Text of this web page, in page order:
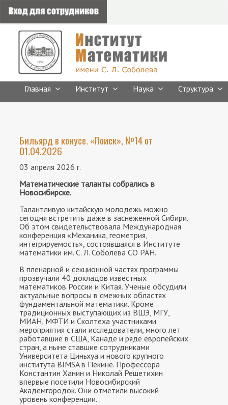
Главная Институт Наука Структура
Бильярд в конусе. «Поиск», №14 от
01.04.2026
03 апреля 2026 г.
Математические таланты собрались в
Новосибирске.
Талантливую китайскую молодежь можно
сегодня встретить даже в заснеженной Сибири.
Об этом свидетельствовала Международная
конференция «Механика, геометрия,
интегрируемость», состоявшаяся в Институте
математики им. С. Л. Соболева СО РАН.
В пленарной и секционной частях программы
прозвучали 40 докладов известных
математиков России и Китая. Ученые обсудили
актуальные вопросы в смежных областях
фундаментальной математики. Кроме
традиционных выступающих из ВШЭ, МГУ,
МИАН, МФТИ и Сколтеха участниками
мероприятия стали исследователи, много лет
работавшие в США, Канаде и ряде европейских
стран, а ныне ставшие сотрудниками
Университета Циньхуа и нового крупного
института BIMSA в Пекине. Профессора
Константин Ханин и Николай Решетихин
впервые посетили Новосибирский
Академгородок. Они отметили высокий
уровень конференции.